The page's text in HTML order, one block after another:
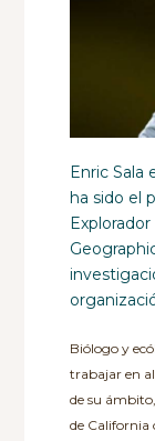
Enric Sala
ha sido el
Biólogo y
trabajar en
de su
de California